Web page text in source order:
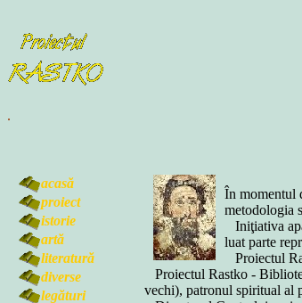
.
acasă
proiect
istorie
artă
literatură
diverse
legături
În momentul
metodologia
Iniţiativa
luat parte
Proiectul
Proiectul Rastko -
vechi), patronul spiritual al